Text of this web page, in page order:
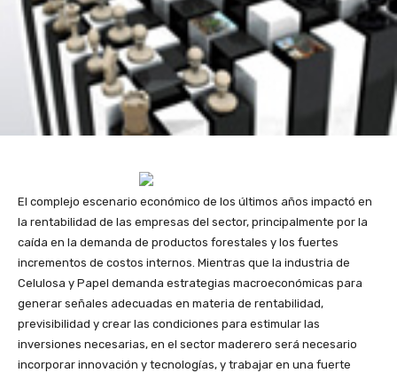
El complejo escenario económico de los últimos años impactó en
la rentabilidad de las empresas del sector, principalmente por la
caída en la demanda de productos forestales y los fuertes
incrementos de costos internos. Mientras que la industria de
Celulosa y Papel demanda estrategias macroeconómicas para
generar señales adecuadas en materia de rentabilidad,
previsibilidad y crear las condiciones para estimular las
inversiones necesarias, en el sector maderero será necesario
incorporar innovación y tecnologías, y trabajar en una fuerte